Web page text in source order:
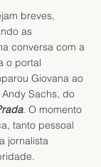
breves,
as
conversa com a
o portal
Giovana ao
Sachs, do
. O momento
tanto pessoal
jornalista